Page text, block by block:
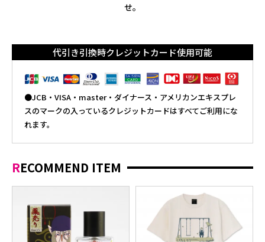
せ。
代引き引換時クレジットカード使用可能
●JCB・VISA・master・ダイナース・アメリカンエキスプレ
スのマークの入っているクレジットカードはすべてご利用にな
れます。
RECOMMEND ITEM